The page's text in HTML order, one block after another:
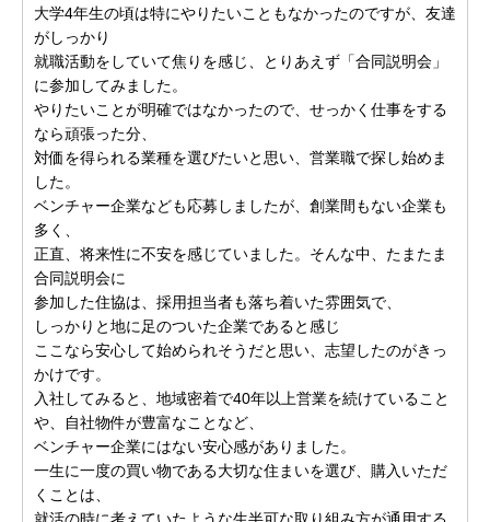
大学4年生の頃は特にやりたいこともなかったのですが、友達
がしっかり
就職活動をしていて焦りを感じ、とりあえず「合同説明会」
に参加してみました。
やりたいことが明確ではなかったので、せっかく仕事をする
なら頑張った分、
対価を得られる業種を選びたいと思い、営業職で探し始めま
した。
ベンチャー企業なども応募しましたが、創業間もない企業も
多く、
正直、将来性に不安を感じていました。そんな中、たまたま
合同説明会に
参加した住協は、採用担当者も落ち着いた雰囲気で、
しっかりと地に足のついた企業であると感じ
ここなら安心して始められそうだと思い、志望したのがきっ
かけです。
入社してみると、地域密着で40年以上営業を続けていること
や、自社物件が豊富なことなど、
ベンチャー企業にはない安心感がありました。
一生に一度の買い物である大切な住まいを選び、購入いただ
くことは、